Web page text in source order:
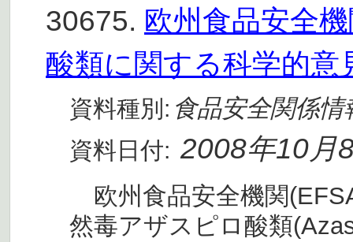
30675. 欧州食品安全
酸類に関する科学的意
資料種別: 食品安全関係情
資料日付: 2008年10月
欧州食品安全機関
然毒アザスピロ酸類